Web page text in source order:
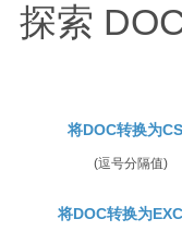
探索
将DOC转换为
(逗号分隔值)
将DOC转换为